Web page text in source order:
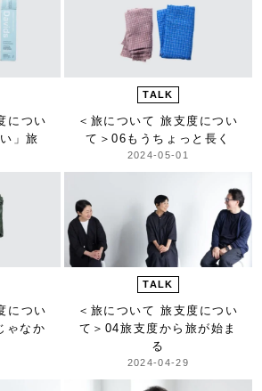
につい
」旅
TALK
＜旅について 旅支度につい
て＞06もうちょっと長く
2024-05-01
につい
ゃなか
TALK
＜旅について 旅支度につい
て＞ 04旅支度から旅が始ま
る
2024-04-29